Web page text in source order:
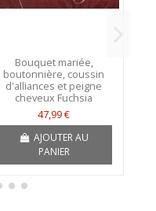
Bouquet mariée,
boutonnière, coussin
d'alliances et peigne
cheveux Fuchsia
47,99 €
AJOUTER AU
PANIER